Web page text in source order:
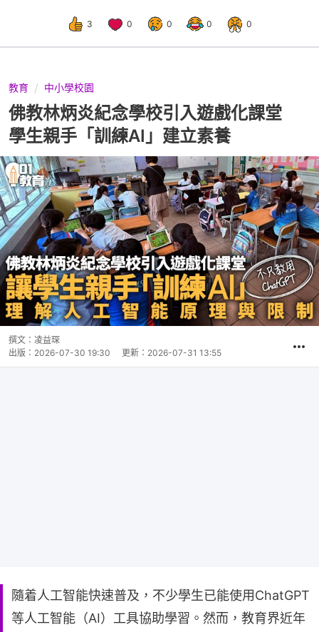
3 0 0 0 0
教育 中小學校園
佛教林炳炎紀念學校引入遊戲化課堂
學生親手「訓練AI」建立素養
撰文： 凌益琛
出版： 2026-07-30 19:30 更新： 2026-07-31 13:55
隨着人工智能快速普及，不少學生已能使用ChatGPT
等人工智能（AI）工具協助學習。然而，教育界近年